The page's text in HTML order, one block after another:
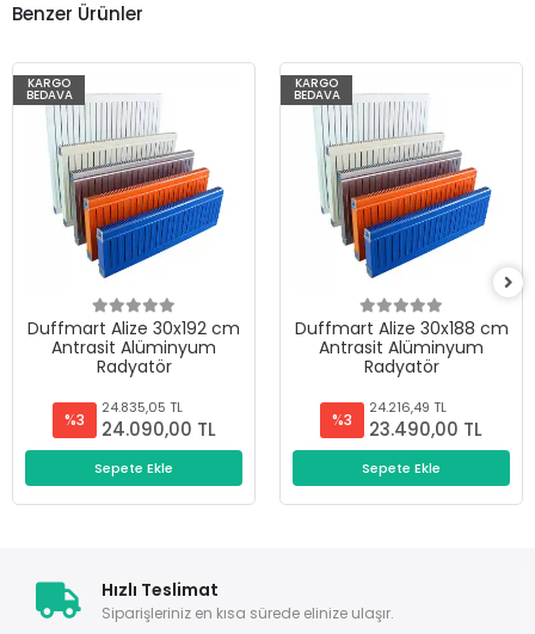
Benzer Ürünler
KARGO
BEDAVA
Duffmart Alize 30x192 cm
Antrasit Alüminyum
Radyatör
%3
24.835,05 TL
24.090,00 TL
Sepete Ekle
KARGO
BEDAVA
Duffmart Alize 30x188 cm
Antrasit Alüminyum
Radyatör
%3
24.216,49 TL
23.490,00 TL
Sepete Ekle
Hızlı Teslimat
Siparişleriniz en kısa sürede elinize ulaşır.